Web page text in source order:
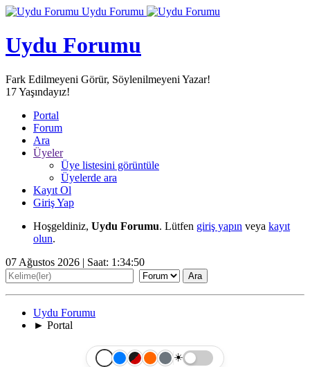
Uydu Forumu
Uydu Forumu
Fark Edilmeyeni Görür, Söylenilmeyeni Yazar!
17Yaşındayız!
Portal
Forum
Ara
Üyeler
Üye listesini görüntüle
Üyelerde ara
Kayıt Ol
Giriş Yap
Hoşgeldiniz, Uydu Forumu. Lütfen giriş yapın veya kayıt
olun.
07 Ağustos 2026 | Saat: 1:34:53
Uydu Forumu
► Portal
☀️